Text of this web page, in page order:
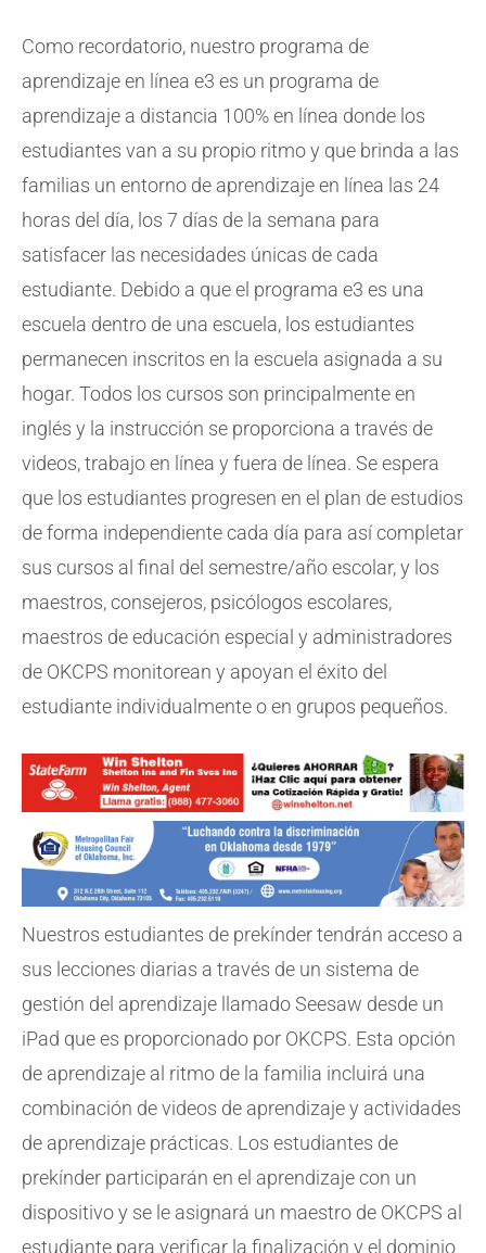
Como recordatorio, nuestro programa de
aprendizaje en línea e3 es un programa de
aprendizaje a distancia 100% en línea donde los
estudiantes van a su propio ritmo y que brinda a las
familias un entorno de aprendizaje en línea las 24
horas del día, los 7 días de la semana para
satisfacer las necesidades únicas de cada
estudiante. Debido a que el programa e3 es una
escuela dentro de una escuela, los estudiantes
permanecen inscritos en la escuela asignada a su
hogar. Todos los cursos son principalmente en
inglés y la instrucción se proporciona a través de
videos, trabajo en línea y fuera de línea. Se espera
que los estudiantes progresen en el plan de estudios
de forma independiente cada día para así completar
sus cursos al final del semestre/año escolar, y los
maestros, consejeros, psicólogos escolares,
maestros de educación especial y administradores
de OKCPS monitorean y apoyan el éxito del
estudiante individualmente o en grupos pequeños.
Nuestros estudiantes de prekínder tendrán acceso a
sus lecciones diarias a través de un sistema de
gestión del aprendizaje llamado Seesaw desde un
iPad que es proporcionado por OKCPS. Esta opción
de aprendizaje al ritmo de la familia incluirá una
combinación de videos de aprendizaje y actividades
de aprendizaje prácticas. Los estudiantes de
prekínder participarán en el aprendizaje con un
dispositivo y se le asignará un maestro de OKCPS al
estudiante para verificar la finalización y el dominio